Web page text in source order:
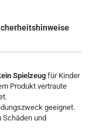
Spielzeug für Kinder
Produkt vertraute
geeignet.
Schäden und